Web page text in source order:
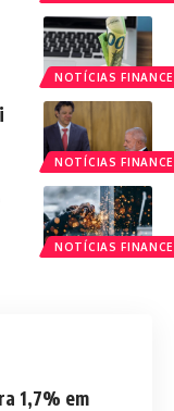
NOTÍCIAS
NOTÍCIAS
NOTÍCIAS
1,7% em